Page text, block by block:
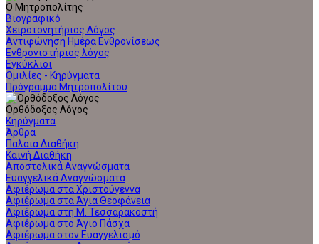
Ο Μητροπολίτης
Βιογραφικό
Χειροτονητήριος Λόγος
Αντιφώνηση Ημέρα Ενθρονίσεως
Ενθρονιστήριος λόγος
Εγκύκλιοι
Ομιλίες - Κηρύγματα
Πρόγραμμα Μητροπολίτου
Ορθόδοξος Λόγος
Κηρύγματα
Άρθρα
Παλαιά Διαθήκη
Καινή Διαθήκη
Αποστολικά Αναγνώσματα
Ευαγγελικά Αναγνώσματα
Αφιέρωμα στα Χριστούγεννα
Αφιέρωμα στα Άγια Θεοφάνεια
Αφιέρωμα στη Μ. Τεσσαρακοστή
Αφιέρωμα στο Άγιο Πάσχα
Αφιέρωμα στον Ευαγγελισμό